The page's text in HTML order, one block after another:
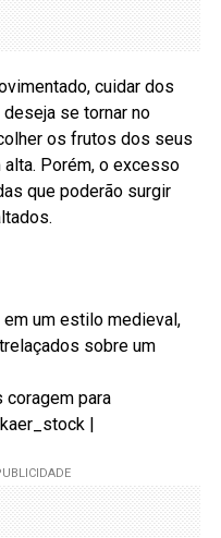
cuidar dos
se tornar no
os frutos dos seus
Porém, o excesso
que poderão surgir
para
|